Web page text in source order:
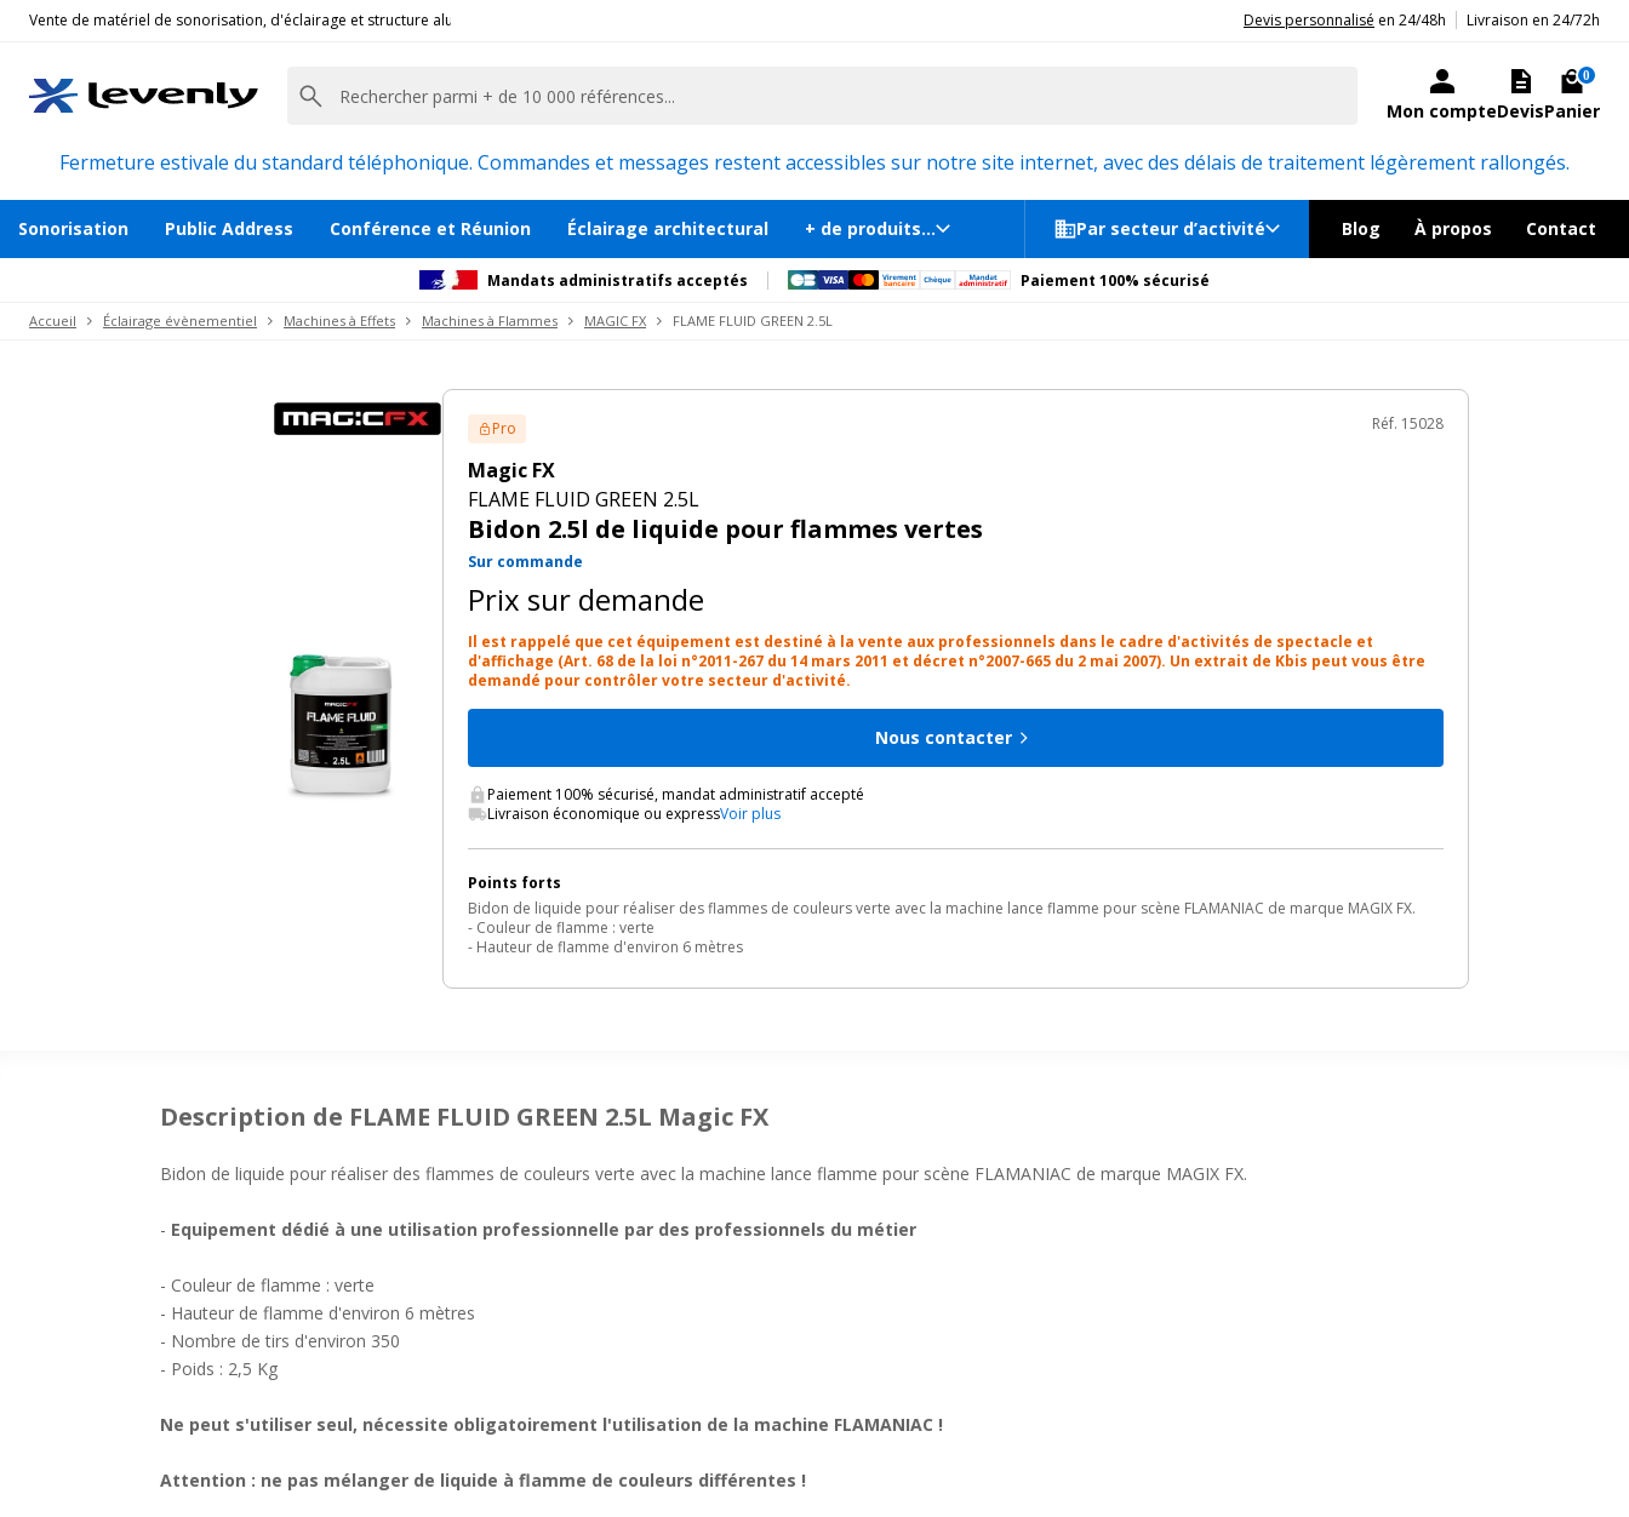
Vente de matériel de sonorisation, d'éclairage et structure alu pour l'évènementiel et la communication, stand exposition, scène, podium et estrade, etc. | 20ans d'expérience aux côtés des professionnels et acteurs publics.
Devis personnalisé en 24/48h Livraison en 24/72h
Mon compteDevisPanier
0
Fermeture estivale du standard téléphonique. Commandes et messages restent accessibles sur notre site internet, avec des délais de traitement légèrement rallongés.
Sonorisation Public Address Conférence et Réunion Éclairage architectural + de produits... Par secteur d’activité Blog À propos Contact
Mandats administratifs acceptés Paiement 100% sécurisé
Accueil Éclairage évènementiel Machines à Effets Machines à Flammes MAGIC FX FLAME FLUID GREEN 2.5L
Pro
Magic FX
FLAME FLUID GREEN 2.5L
Bidon 2.5l de liquide pour flammes vertes
Réf. 15028
Sur commande
Prix sur demande
Il est rappelé que cet équipement est destiné à la vente aux professionnels dans le cadre d'activités de spectacle et
d'affichage (Art. 68 de la loi n°2011-267 du 14 mars 2011 et décret n°2007-665 du 2 mai 2007). Un extrait de Kbis peut vous être
demandé pour contrôler votre secteur d'activité.
Nous contacter
Paiement 100% sécurisé, mandat administratif accepté
Livraison économique ou expressVoir plus
Points forts
Bidon de liquide pour réaliser des flammes de couleurs verte avec la machine lance flamme pour scène FLAMANIAC de marque MAGIX FX.
- Couleur de flamme : verte
- Hauteur de flamme d'environ 6 mètres
Description de FLAME FLUID GREEN 2.5L Magic FX
Bidon de liquide pour réaliser des flammes de couleurs verte avec la machine lance flamme pour scène FLAMANIAC de marque MAGIX FX.
- Equipement dédié à une utilisation professionnelle par des professionnels du métier
- Couleur de flamme : verte
- Hauteur de flamme d'environ 6 mètres
- Nombre de tirs d'environ 350
- Poids : 2,5 Kg
Ne peut s'utiliser seul, nécessite obligatoirement l'utilisation de la machine FLAMANIAC !
Attention : ne pas mélanger de liquide à flamme de couleurs différentes !